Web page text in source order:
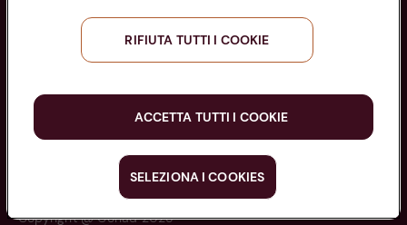
Seguici sui Social:
Copyright @ Conad 2025
RIFIUTA TUTTI I COOKIE
ACCETTA TUTTI I COOKIE
SELEZIONA I COOKIES